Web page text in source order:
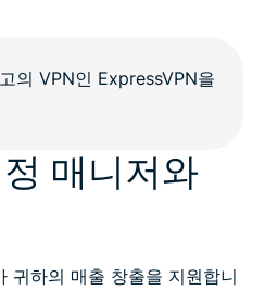
매니저와
귀하의 매출 창출을 지원합니